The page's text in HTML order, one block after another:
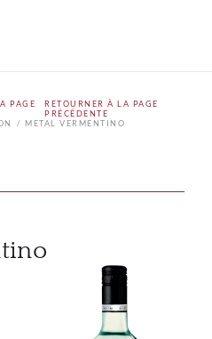
RETOURNER À LA PAGE
PRÉCÉDENTE
METAL VERMENTINO